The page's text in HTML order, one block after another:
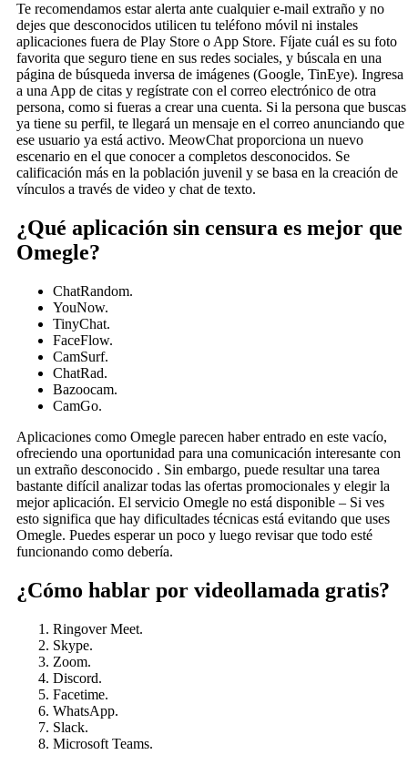
Te recomendamos estar alerta ante cualquier e-mail extraño y no
dejes que desconocidos utilicen tu teléfono móvil ni instales
aplicaciones fuera de Play Store o App Store. Fíjate cuál es su foto
favorita que seguro tiene en sus redes sociales, y búscala en una
página de búsqueda inversa de imágenes (Google, TinEye). Ingresa
a una App de citas y regístrate con el correo electrónico de otra
persona, como si fueras a crear una cuenta. Si la persona que buscas
ya tiene su perfil, te llegará un mensaje en el correo anunciando que
ese usuario ya está activo. MeowChat proporciona un nuevo
escenario en el que conocer a completos desconocidos. Se
calificación más en la población juvenil y se basa en la creación de
vínculos a través de video y chat de texto.
¿Qué aplicación sin censura es mejor que
Omegle?
ChatRandom.
YouNow.
TinyChat.
FaceFlow.
CamSurf.
ChatRad.
Bazoocam.
CamGo.
Aplicaciones como Omegle parecen haber entrado en este vacío,
ofreciendo una oportunidad para una comunicación interesante con
un extraño desconocido . Sin embargo, puede resultar una tarea
bastante difícil analizar todas las ofertas promocionales y elegir la
mejor aplicación. El servicio Omegle no está disponible – Si ves
esto significa que hay dificultades técnicas está evitando que uses
Omegle. Puedes esperar un poco y luego revisar que todo esté
funcionando como debería.
¿Cómo hablar por videollamada gratis?
Ringover Meet.
Skype.
Zoom.
Discord.
Facetime.
WhatsApp.
Slack.
Microsoft Teams.